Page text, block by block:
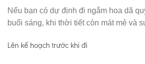
Nếu bạn có dự định đi ngắm hoa dã
buổi sáng, khi thời tiết còn mát mẻ và
Lên kế hoạch trước khi đi